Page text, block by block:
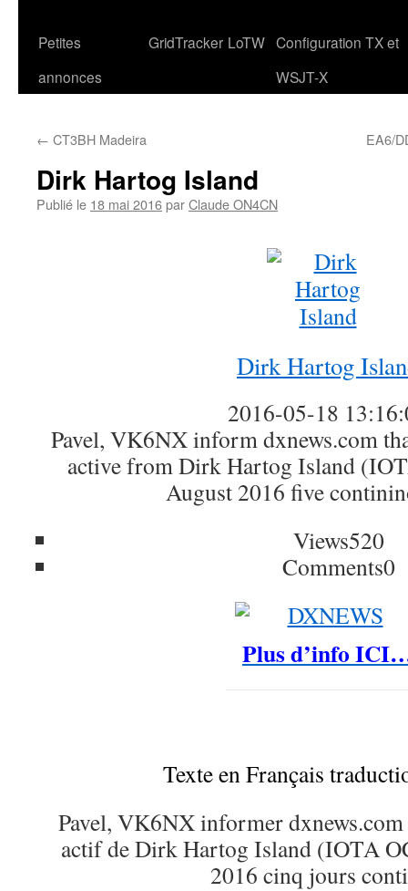
Petites
annonces
GridTracker LoTW Configuration TX et
WSJT-X
← CT3BH Madeira EA6/
Dirk Hartog Island
Publié le 18 mai 2016parClaude ON4CN
Dirk Hartog
2016-05-18
Pavel, VK6NX inform dxnews.com
active from Dirk Hartog Island
August 2016 five
Views520
Comments0
Plus d’info
Texte en Français
Pavel, VK6NX informer dxnews.com
actif de Dirk Hartog Island (IOTA
2016 cinq jours